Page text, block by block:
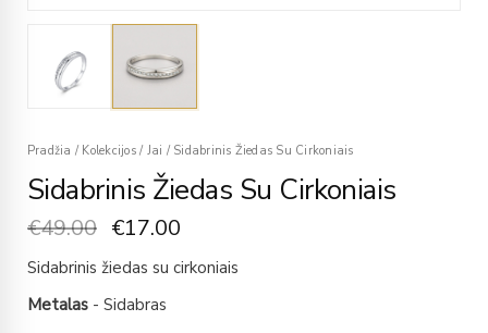
Pradžia / Kolekcijos / Jai /Sidabrinis Žiedas Su Cirkoniais
Sidabrinis Žiedas Su Cirkoniais
€49.00 €17.00
Sidabrinis žiedas su cirkoniais
Metalas - Sidabras